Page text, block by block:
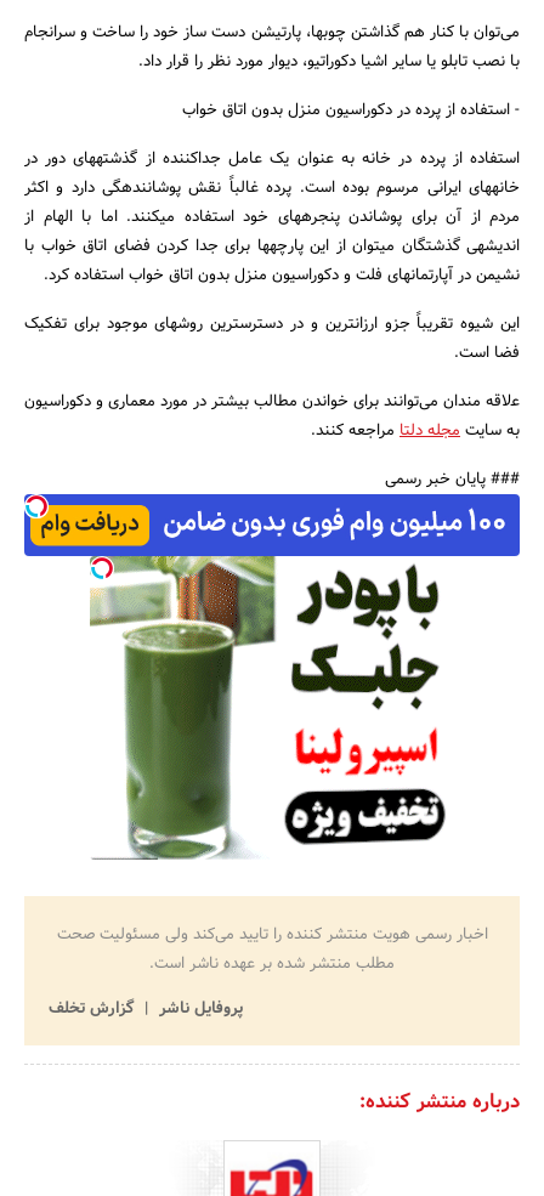
می‌توان با کنار هم گذاشتن چوب‎ها، پارتیشن دست ساز خود را ساخت و سرانجام
با نصب تابلو یا سایر اشیا دکوراتیو، دیوار مورد نظر را قرار داد.
- استفاده از پرده در دکوراسیون منزل بدون اتاق خواب
استفاده از پرده در خانه به عنوان یک عامل جداکننده از گذشته‎های دور در
خانه‎های ایرانی مرسوم بوده است. پرده غالباً نقش پوشاننده‎گی دارد و اکثر
مردم از آن برای پوشاندن پنجره‎های خود استفاده می‎کنند. اما با الهام از
اندیشه‎ی گذشتگان می‎توان از این پارچه‎ها برای جدا کردن فضای اتاق خواب با
نشیمن در آپارتمان‎های فلت و دکوراسیون منزل بدون اتاق خواب استفاده کرد.
این شیوه تقریباً جزو ارزان‎ترین و در دسترس‎ترین روش‎های موجود برای تفکیک
فضا است.
ع‍‌لاقه مندان می‌توانند برای خواندن مطالب بیشتر در مورد معماری و دکوراسیون
به سایتمجله دلتا مراجعه کنند.
### پایان خبر رسمی
اخبار رسمی هویت منتشر کننده را تایید می‌کند ولی مسئولیت صحت
مطلب منتشر شده بر عهده ناشر است.
پروفایل ناشر
گزارش تخلف
درباره منتشر کننده: